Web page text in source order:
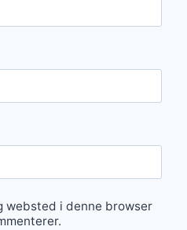
websted i denne browser